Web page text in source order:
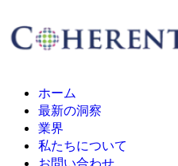
ホーム
最新の洞察
業界
私たちについて